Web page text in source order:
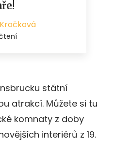
státní
atrakcí. Můžete si tu
komnaty z doby
interiérů z 19.